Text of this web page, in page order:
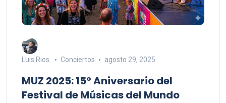
Luis Rios Conciertos agosto 29, 2025
MUZ 2025: 15º Aniversario del
Festival de Músicas del Mundo